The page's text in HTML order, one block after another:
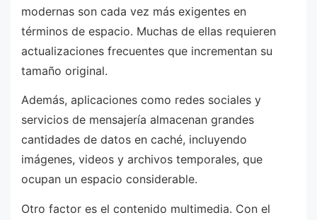
modernas son cada vez más exigentes en
términos de espacio. Muchas de ellas requieren
actualizaciones frecuentes que incrementan su
tamaño original.
Además, aplicaciones como redes sociales y
servicios de mensajería almacenan grandes
cantidades de datos en caché, incluyendo
imágenes, videos y archivos temporales, que
ocupan un espacio considerable.
Otro factor es el contenido multimedia. Con el